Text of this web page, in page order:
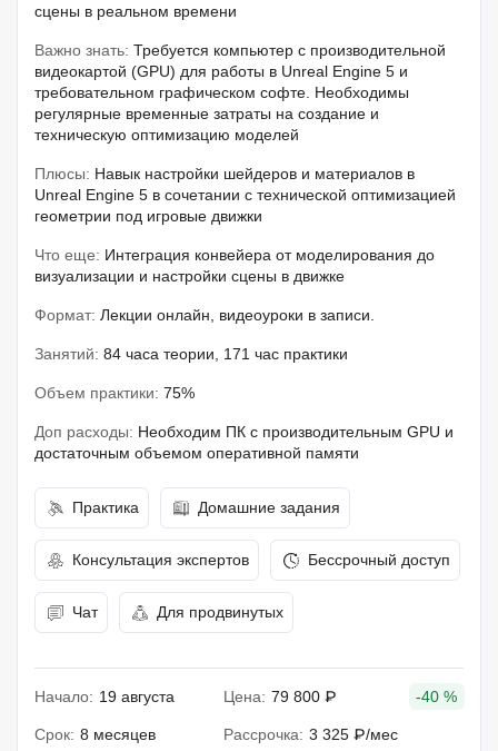
сцены в реальном времени
Важно знать: Требуется компьютер с производительной
видеокартой (GPU) для работы в Unreal Engine 5 и
требовательном графическом софте. Необходимы
регулярные временные затраты на создание и
техническую оптимизацию моделей
Плюсы: Навык настройки шейдеров и материалов в
Unreal Engine 5 в сочетании с технической оптимизацией
геометрии под игровые движки
Что еще: Интеграция конвейера от моделирования до
визуализации и настройки сцены в движке
Формат: Лекции онлайн, видеоуроки в записи.
Занятий: 84 часа теории, 171 час практики
Объем практики: 75%
Доп расходы: Необходим ПК с производительным GPU и
достаточным объемом оперативной памяти
Практика Домашние задания
Консультация экспертов Бессрочный доступ
Чат Для продвинутых
Начало: 19 августа Цена: 79 800 ₽ -40 %
Срок: 8 месяцев Рассрочка: 3 325 ₽/мес